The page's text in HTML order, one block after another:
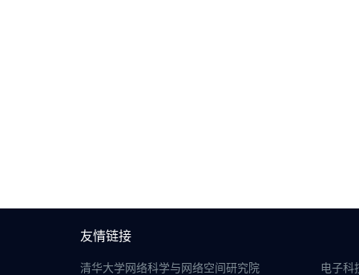
友情链接
清华大学网络科学与网络空间研究院
电子科